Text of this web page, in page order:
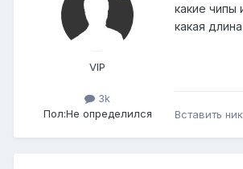
VIP
3k
Пол:Не определился
какие чипы
какая
Вставить ник